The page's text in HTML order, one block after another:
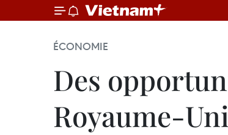
ÉCONOMIE
Des
Royaume-Uni